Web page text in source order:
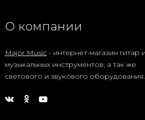
О компании
Major Music - интернет-магазин гитар
музыкальных инструментов, а так же
светового и звукового оборудования.